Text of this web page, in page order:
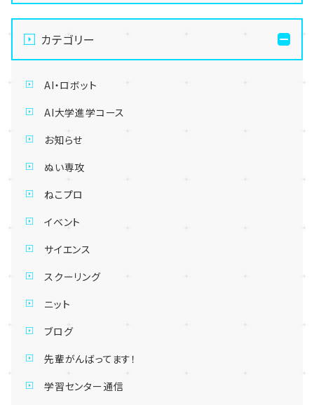
カテゴリー
AI・ロボット
AI大学進学コース
お知らせ
ぬい専攻
ねこプロ
イベント
サイエンス
スクーリング
ニット
ブログ
先輩がんばってます！
学習センター通信